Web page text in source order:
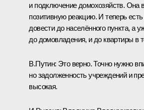
и подключение домохозяйств. Она
позитивную реакцию. И теперь
довести до населённого пункта, а
до домовладения, и до квартиры в
В.Путин: Это верно. Точно нужно
но задолженность учреждений и
высокая.